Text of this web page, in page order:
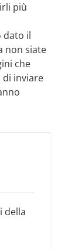
più
dato il
non siate
che
di inviare
della